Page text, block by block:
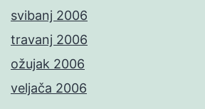
svibanj 2006
travanj 2006
ožujak 2006
veljača 2006